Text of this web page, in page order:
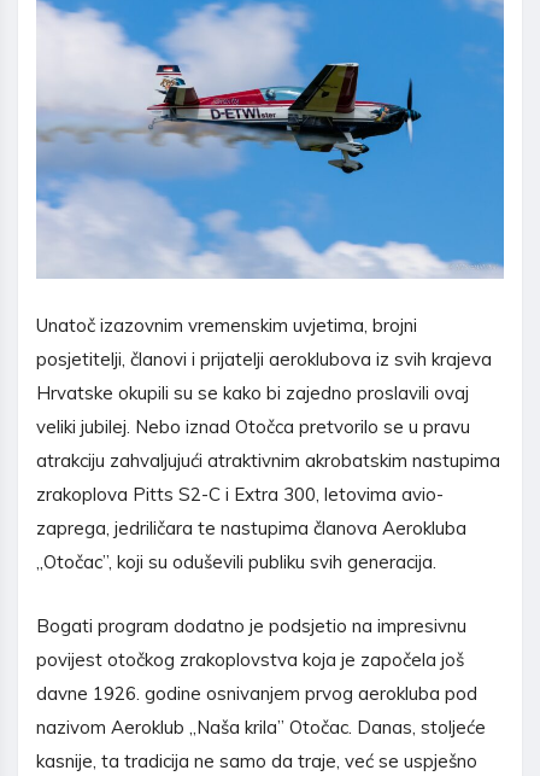
Unatoč izazovnim vremenskim uvjetima, brojni
posjetitelji, članovi i prijatelji aeroklubova iz svih krajeva
Hrvatske okupili su se kako bi zajedno proslavili ovaj
veliki jubilej. Nebo iznad Otočca pretvorilo se u pravu
atrakciju zahvaljujući atraktivnim akrobatskim nastupima
zrakoplova Pitts S2-C i Extra 300, letovima avio-
zaprega, jedriličara te nastupima članova Aerokluba
„Otočac”, koji su oduševili publiku svih generacija.
Bogati program dodatno je podsjetio na impresivnu
povijest otočkog zrakoplovstva koja je započela još
davne 1926. godine osnivanjem prvog aerokluba pod
nazivom Aeroklub „Naša krila” Otočac. Danas, stoljeće
kasnije, ta tradicija ne samo da traje, već se uspješno